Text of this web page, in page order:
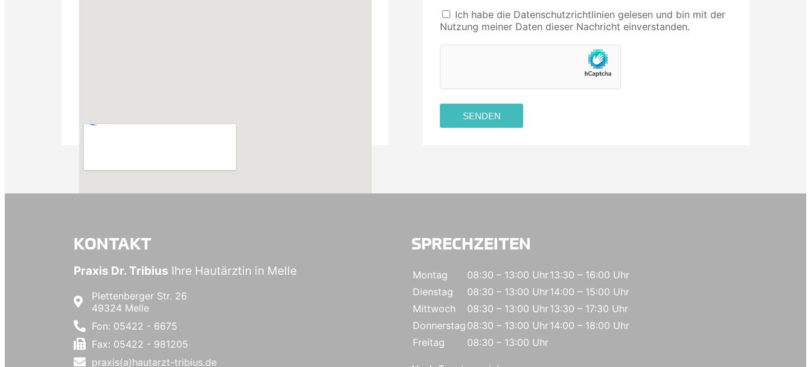
Ich habe die Datenschutzrichtlinien gelesen und bin mit der
Nutzung meiner Daten dieser Nachricht einverstanden.
SENDEN
KONTAKT
Praxis Dr. Tribius Ihre Hautärztin in Melle
Plettenberger Str. 26
49324 Melle
Fon: 05422 - 6675
Fax: 05422 - 981205
praxis(a)hautarzt-tribius.de
SPRECHZEITEN
Montag 08:30 – 13:00 Uhr13:30 – 16:00 Uhr
Dienstag
08:30 – 13:00 Uhr14:00 – 15:00 Uhr
Mittwoch
08:30 – 13:00 Uhr13:30 – 17:30 Uhr
Donnerstag 08:30 – 13:00 Uhr14:00 – 18:00 Uhr
Freitag
08:30 – 13:00 Uhr